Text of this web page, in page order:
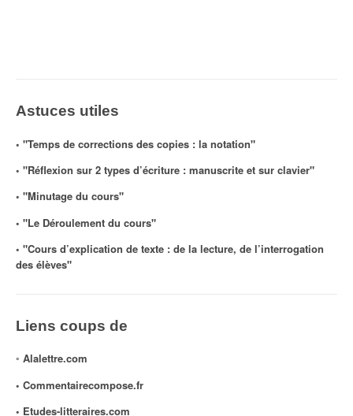
Astuces utiles
◦ "Temps de corrections des copies : la notation"
◦ "Réflexion sur 2 types d’écriture : manuscrite et sur clavier"
◦ "Minutage du cours"
◦ "Le Déroulement du cours"
◦ "Cours d’explication de texte : de la lecture, de l’interrogation
des élèves"
Liens coups de
◦ Alalettre.com
◦ Commentairecompose.fr
◦ Etudes-litteraires.com